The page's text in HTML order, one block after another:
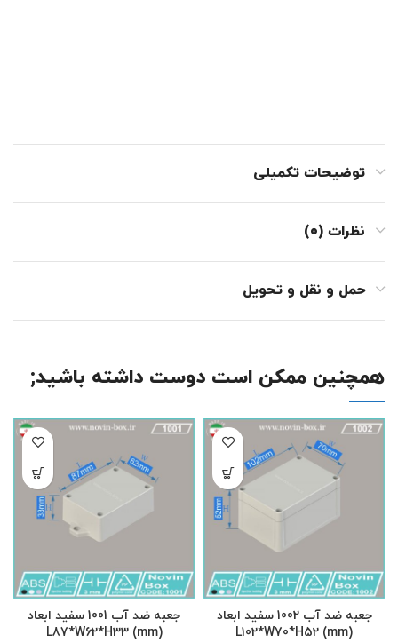
توضیحات تکمیلی
نظرات (0)
حمل و نقل و تحویل
همچنین ممکن است دوست داشته باشید;
جعبه ضد آب 1002 سفید ابعاد
L102*W70*H52 (mm)
جعبه ضد آب 1001 سفید ابعاد
L87*W62*H33 (mm)